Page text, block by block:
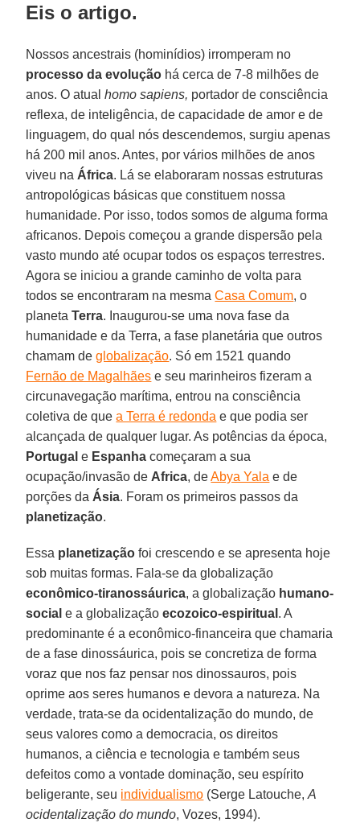
Eis o artigo.
Nossos ancestrais (hominídios) irromperam no
processo da evolução há cerca de 7-8 milhões de
anos. O atualhomo sapiens, portador de consciência
reflexa, de inteligência, de capacidade de amor e de
linguagem, do qual nós descendemos, surgiu apenas
há 200 mil anos. Antes, por vários milhões de anos
viveu na África. Lá se elaboraram nossas estruturas
antropológicas básicas que constituem nossa
humanidade. Por isso, todos somos de alguma forma
africanos. Depois começou a grande dispersão pela
vasto mundo até ocupar todos os espaços terrestres.
Agora se iniciou a grande caminho de volta para
todos se encontraram na mesmaCasa Comum, o
planeta Terra. Inaugurou-se uma nova fase da
humanidade e da Terra, a fase planetária que outros
chamam deglobalização. Só em 1521 quando
Fernão de Magalhães e seu marinheiros fizeram a
circunavegação marítima, entrou na consciência
coletiva de quea Terra é redonda e que podia ser
alcançada de qualquer lugar. As potências da época,
Portugal e Espanha começaram a sua
ocupação/invasão de Africa, deAbya Yala e de
porções da Ásia. Foram os primeiros passos da
planetização.
Essa planetização foi crescendo e se apresenta hoje
sob muitas formas. Fala-se da globalização
econômico-tiranossáurica, a globalização humano-
social e a globalizaçãoecozoico-espiritual . A
predominante é a econômico-financeira que chamaria
de a fase dinossáurica, pois se concretiza de forma
voraz que nos faz pensar nos dinossauros, pois
oprime aos seres humanos e devora a natureza. Na
verdade, trata-se da ocidentalização do mundo, de
seus valores como a democracia, os direitos
humanos, a ciência e tecnologia e também seus
defeitos como a vontade dominação, seu espírito
beligerante, seu individualismo (Serge Latouche,A
ocidentalização do mundo, Vozes, 1994).